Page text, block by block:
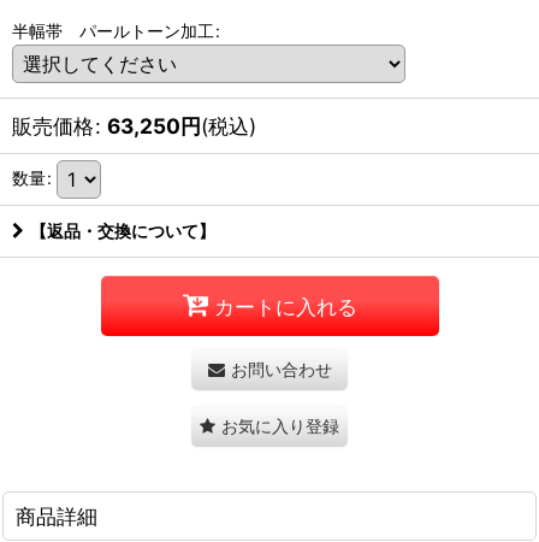
半幅帯 パールトーン加工:
販売価格: 63,250円(税込)
数量:
【返品・交換について】
カートに入れる
お問い合わせ
お気に入り登録
商品詳細